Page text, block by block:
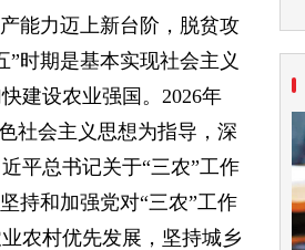
能力迈上新台阶，脱贫攻
时期是基本实现社会主义
建设农业强国。2026年
社会主义思想为指导，深
平总书记关于“三农”工作
持和加强党对“三农”工作
农村优先发展，坚持城乡